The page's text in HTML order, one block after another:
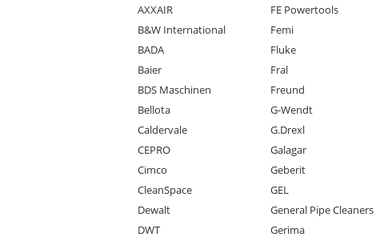
AXXAIR
B&W International
BADA
Baier
BDS Maschinen
Bellota
Caldervale
CEPRO
Cimco
CleanSpace
Dewalt
DWT
FE Powertools
Femi
Fluke
Fral
Freund
G-Wendt
G.Drexl
Galagar
Geberit
GEL
General Pipe Cleaners
Gerima